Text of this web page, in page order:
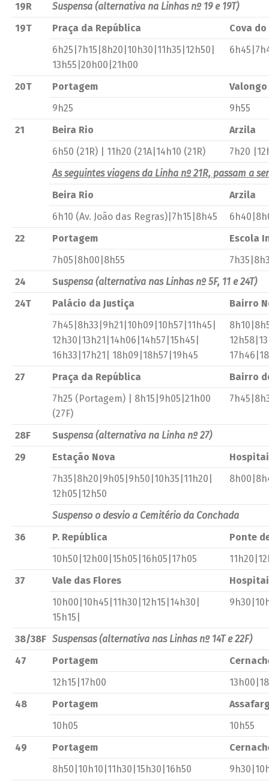
19R
Suspensa (alternativa na Linhas nº 19 e 19T)
19T
Praça da República
Cova
6h25|7h15|8h20|10h30|11h35|12h50|
13h55|20h00|21h00
20T Portagem
Valongo
9h25
9h55
21
Beira Rio
Arzila
6h50 (21R) | 11h20 (21A|14h10 (21R)
7h20
As seguintes viagens da Linha nº 21R, passam a
Beira Rio
Arzila
6h10 (Av. João das Regras)|7h15|8h45
22
Portagem
Escola
7h05|8h00|8h55
24
Suspensa (alternativa nas Linhas nº 5F, 11 e 24T)
24T
Palácio da Justiça
Bairro
7h45|8h33|9h21|10h09|10h57|11h45|
12h30|13h21|14h06|14h57|15h45|
16h33|17h21| 18h09|18h57|19h45
27
Praça da República
Bairro
7h25 (Portagem) | 8h15|9h05|21h00
(27F)
28F Suspensa (alternativa na Linha nº 27)
29
Estação Nova
7h35|8h20|9h05|9h50|10h35|11h20|
12h05|12h50
Suspenso o desvio a Cemitério da Conchada
36
P. República
Ponte
10h50|12h00|15h05|16h05|17h05
37
Vale das Flores
10h00|10h45|11h30|12h15|14h30|
15h15|
38/38F Suspensas (alternativa nas Linhas nº 14T e 22F)
47
Portagem
12h15|17h00
48
Portagem
10h05
10h55
49
Portagem
8h50|10h10|11h30|15h30|16h50